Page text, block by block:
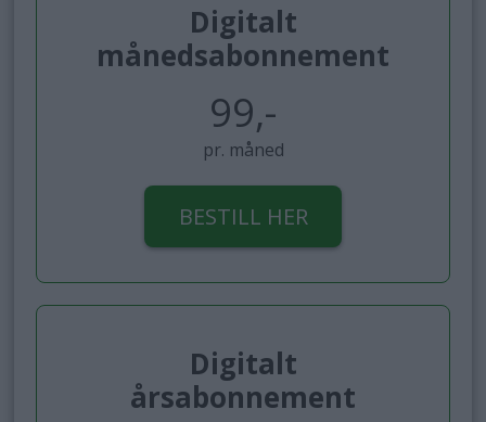
Digitalt
månedsabonnement
99,-
pr. måned
BESTILL HER
Digitalt
årsabonnement